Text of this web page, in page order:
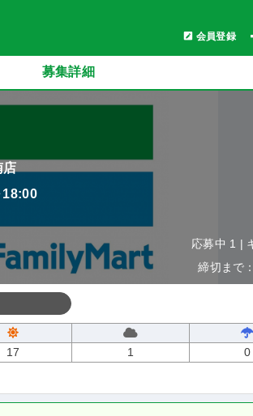
会員登録
募集詳細
店
18:00
応募中 1 |
締切まで
17 1 0